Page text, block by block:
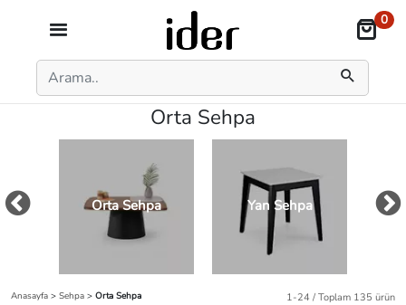
0
Orta Sehpa
Orta Sehpa Yan Sehpa
Anasayfa > Sehpa > Orta Sehpa 1-24 / Toplam 135 ürün